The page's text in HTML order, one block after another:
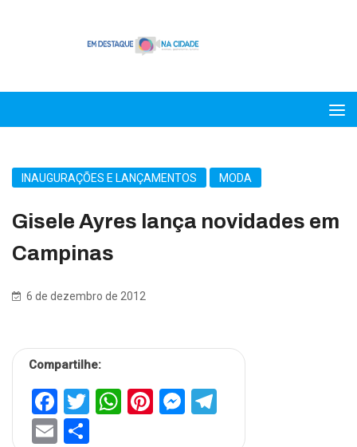
INAUGURAÇÕES E LANÇAMENTOS MODA
Gisele Ayres lança novidades em
Campinas
6 de dezembro de 2012
Compartilhe:
Facebook
Twitter
WhatsApp
Pinterest
Messenger
Email